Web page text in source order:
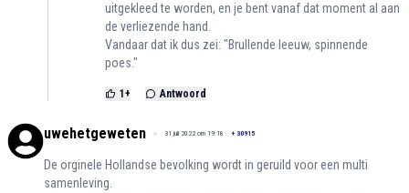
uitgekleed te worden, en je bent vanaf dat moment al aan
de verliezende hand.
Vandaar dat ik dus zei: "Brullende leeuw, spinnende
poes."
1 + Antwoord
uwehetgeweten 31 juli 2022 om 19:18 + 30915
De orginele Hollandse bevolking wordt in geruild voor een multi
samenleving.